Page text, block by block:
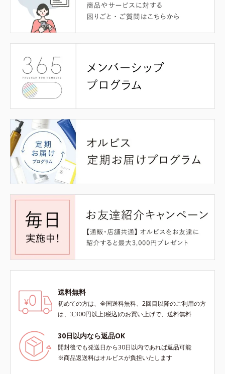
送料無料
初めての方は、全国送料無料、2回目以降のご利用の方
は、3,300円以上(税込)のお買い上げで、送料無料
30日以内なら返品OK
開封後でも発送日から30日以内であれば返品可能
※商品返送料はオルビスが負担いたします